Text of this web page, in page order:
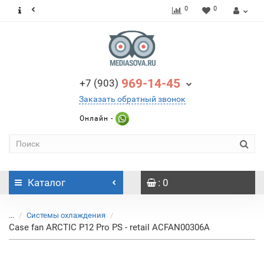
0 0
+7 (903) 969-14-45
Заказать обратный звонок
Онлайн -
Каталог : 0
... Системы охлаждения
Case fan ARCTIC P12 Pro PS - retail ACFAN00306A